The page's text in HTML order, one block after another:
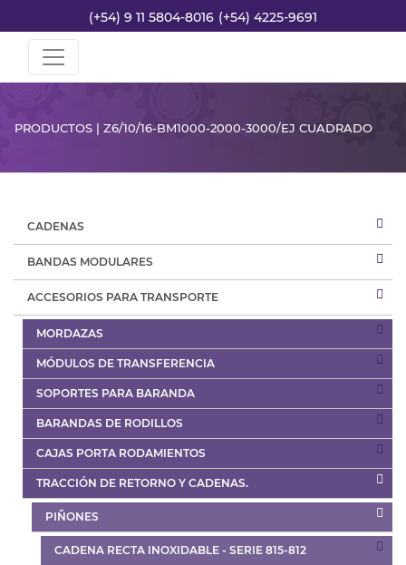
(+54) 9 11 5804-8016 (+54) 4225-9691
PRODUCTOS | Z6/10/16-BM1000-2000-3000/EJ CUADRADO
CADENAS
BANDAS MODULARES
ACCESORIOS PARA TRANSPORTE
MORDAZAS
MÓDULOS DE TRANSFERENCIA
SOPORTES PARA BARANDA
BARANDAS DE RODILLOS
CAJAS PORTA RODAMIENTOS
TRACCIÓN DE RETORNO Y CADENAS.
PIÑONES
CADENA RECTA INOXIDABLE - SERIE 815-812